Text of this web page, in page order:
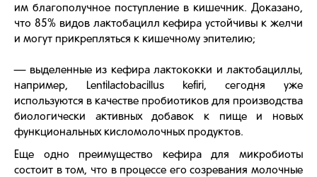
им благополучное поступление в кишечник. Доказано,
что 85% видов лактобацилл кефира устойчивы к желчи
и могут прикрепляться к кишечному эпителию;
— выделенные из кефира лактококки и лактобациллы,
например, Lentilactobacillus kefiri, сегодня уже
используются в качестве пробиотиков для производства
биологически активных добавок к пище и новых
функциональных кисломолочных продуктов.
Еще одно преимущество кефира для микробиоты
состоит в том, что в процессе его созревания молочные